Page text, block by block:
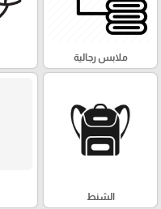
ملابس رجالية
الشنط